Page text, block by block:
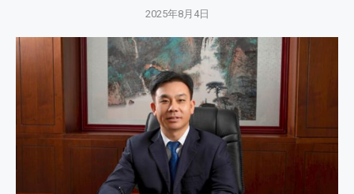
2025年8月4日